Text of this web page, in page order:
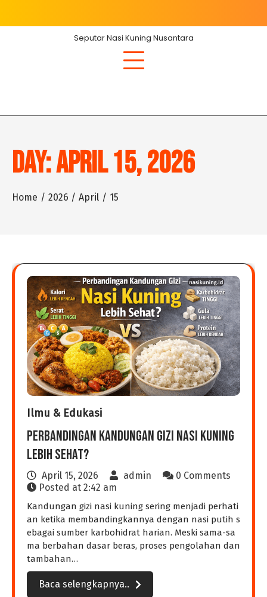
Seputar Nasi Kuning Nusantara
Day:April 15, 2026
Home 2026 April 15
Ilmu & Edukasi
Perbandingan Kandungan Gizi Nasi Kuning
Lebih Sehat?
April 15, 2026 admin
0 Comments
Posted at 2:42 am
Kandungan gizi nasi kuning sering menjadi perhati
an ketika membandingkannya dengan nasi putih s
ebagai sumber karbohidrat harian. Meski sama-sa
ma berbahan dasar beras, proses pengolahan dan
tambahan…
Baca selengkapnya..